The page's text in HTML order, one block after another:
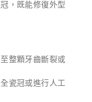
，既能修復外型
整顆牙齒斷裂或
瓷冠或進行人工